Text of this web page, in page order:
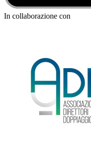
In collaborazione con